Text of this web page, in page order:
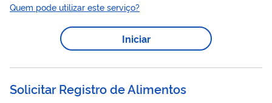
pela integração do processo no âmbito da Redesim nos
estados e DF. Dessa forma, a IN DREI nº 70/2019 dispõe das
informações necessárias a serem prestadas ao Governo
políticas públicas de melhorias na abertura de...
Quem pode utilizar este serviço?
Iniciar
Solicitar Registro de Alimentos